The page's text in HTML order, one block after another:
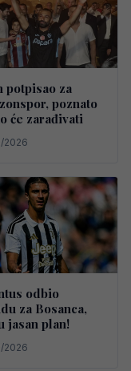
potpisao za
poznato
će zarađivati
2026
odbio
za Bosanca,
jasan plan!
2026